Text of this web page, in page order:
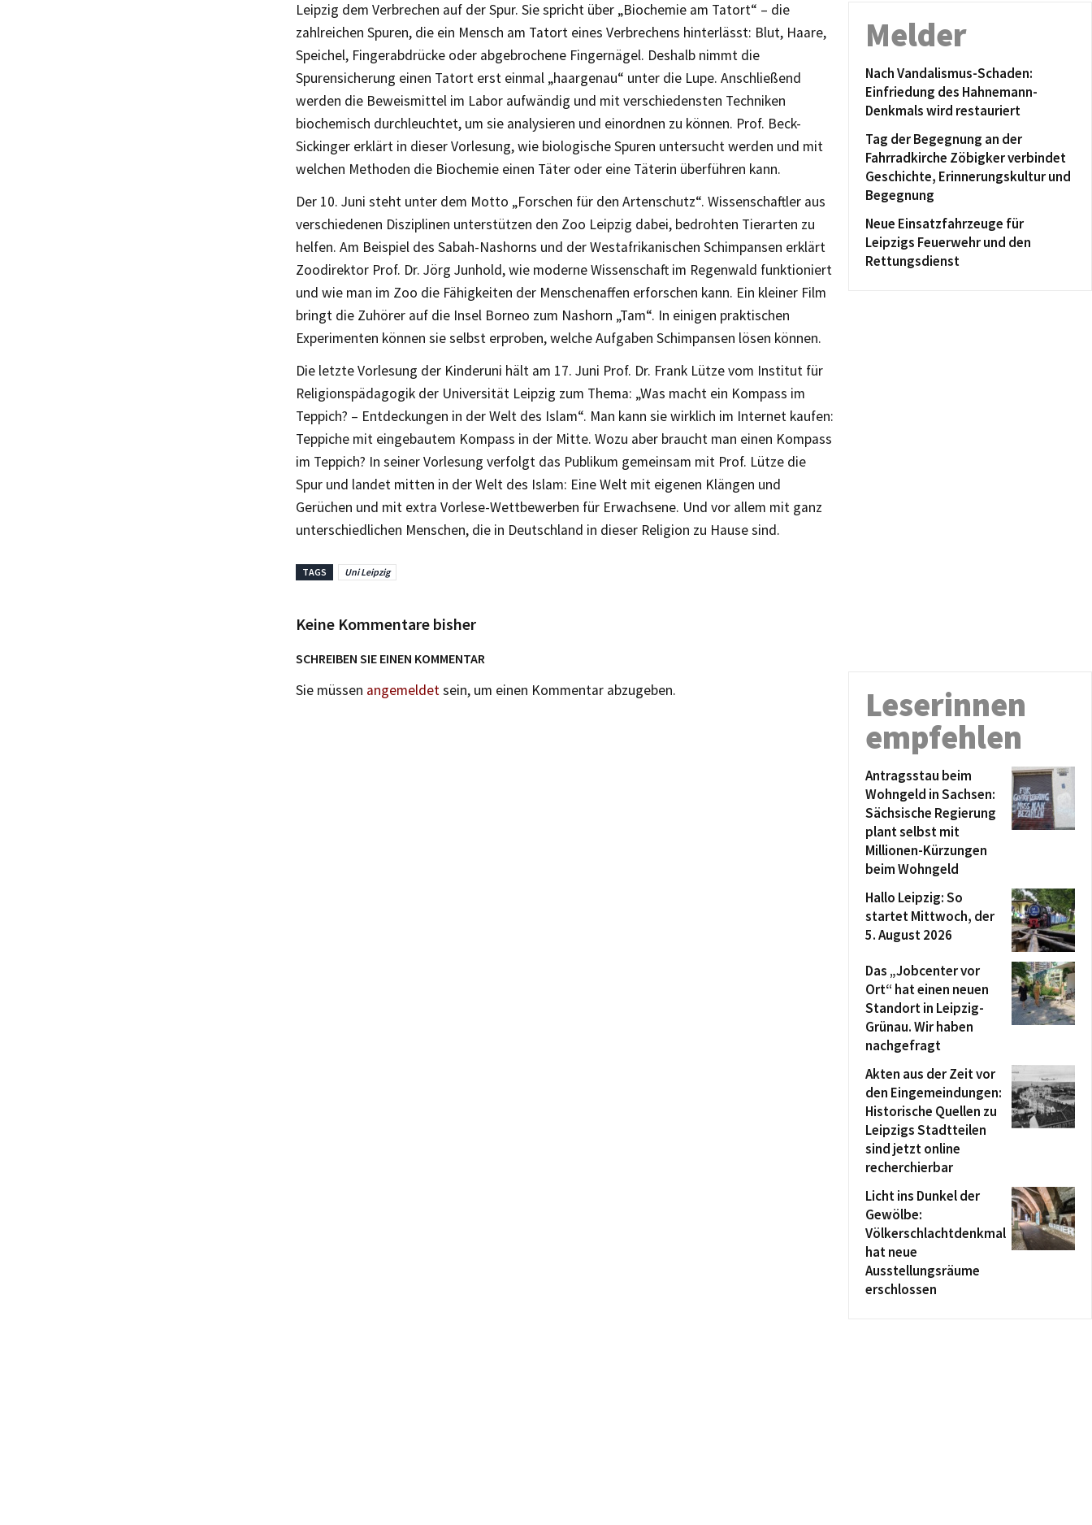
Leipzig dem Verbrechen auf der Spur. Sie spricht über „Biochemie am Tatort“ – die
zahlreichen Spuren, die ein Mensch am Tatort eines Verbrechens hinterlässt: Blut, Haare,
Speichel, Fingerabdrücke oder abgebrochene Fingernägel. Deshalb nimmt die
Spurensicherung einen Tatort erst einmal „haargenau“ unter die Lupe. Anschließend
werden die Beweismittel im Labor aufwändig und mit verschiedensten Techniken
biochemisch durchleuchtet, um sie analysieren und einordnen zu können. Prof. Beck-
Sickinger erklärt in dieser Vorlesung, wie biologische Spuren untersucht werden und mit
welchen Methoden die Biochemie einen Täter oder eine Täterin überführen kann.
Der 10. Juni steht unter dem Motto „Forschen für den Artenschutz“. Wissenschaftler aus
verschiedenen Disziplinen unterstützen den Zoo Leipzig dabei, bedrohten Tierarten zu
helfen. Am Beispiel des Sabah-Nashorns und der Westafrikanischen Schimpansen erklärt
Zoodirektor Prof. Dr. Jörg Junhold, wie moderne Wissenschaft im Regenwald funktioniert
und wie man im Zoo die Fähigkeiten der Menschenaffen erforschen kann. Ein kleiner Film
bringt die Zuhörer auf die Insel Borneo zum Nashorn „Tam“. In einigen praktischen
Experimenten können sie selbst erproben, welche Aufgaben Schimpansen lösen können.
Die letzte Vorlesung der Kinderuni hält am 17. Juni Prof. Dr. Frank Lütze vom Institut für
Religionspädagogik der Universität Leipzig zum Thema: „Was macht ein Kompass im
Teppich? – Entdeckungen in der Welt des Islam“. Man kann sie wirklich im Internet kaufen:
Teppiche mit eingebautem Kompass in der Mitte. Wozu aber braucht man einen Kompass
im Teppich? In seiner Vorlesung verfolgt das Publikum gemeinsam mit Prof. Lütze die
Spur und landet mitten in der Welt des Islam: Eine Welt mit eigenen Klängen und
Gerüchen und mit extra Vorlese-Wettbewerben für Erwachsene. Und vor allem mit ganz
unterschiedlichen Menschen, die in Deutschland in dieser Religion zu Hause sind.
TAGS Uni Leipzig
Keine Kommentare bisher
SCHREIBEN SIE EINEN KOMMENTAR
Sie müssen angemeldetsein, um einen Kommentar abzugeben.
Melder
Nach Vandalismus-Schaden:
Einfriedung des Hahnemann-
Denkmals wird restauriert
Tag der Begegnung an der
Fahrradkirche Zöbigker verbindet
Geschichte, Erinnerungskultur und
Begegnung
Neue Einsatzfahrzeuge für
Leipzigs Feuerwehr und den
Rettungsdienst
Leserinnen
empfehlen
Antragsstau beim
Wohngeld in Sachsen:
Sächsische Regierung
plant selbst mit
Millionen-Kürzungen
beim Wohngeld
Hallo Leipzig: So
startet Mittwoch, der
5. August 2026
Das „Jobcenter vor
Ort“ hat einen neuen
Standort in Leipzig-
Grünau. Wir haben
nachgefragt
Akten aus der Zeit vor
den Eingemeindungen:
Historische Quellen zu
Leipzigs Stadtteilen
sind jetzt online
recherchierbar
Licht ins Dunkel der
Gewölbe:
Völkerschlachtdenkmal
hat neue
Ausstellungsräume
erschlossen